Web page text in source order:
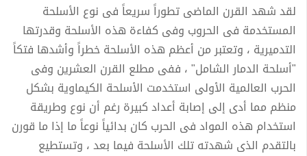
لقد شهد القرن الماضى تطوراً سريعاً فى نوع الأسلحة
المستخدمة فى الحروب وفى كفاءة هذه الأسلحة وقدرتها
التدميرية ، وتعتبر من أعظم هذه الأسلحة خطراً وأشدها فتكاً
"أسلحة الدمار الشامل" ، ففى مطلع القرن العشرين وفى
الحرب العالمية الأولى استخدمت الأسلحة الكيماوية بشكل
منظم مما أدى إلى إصابة أعداد كبيرة رغم أن نوع وطريقة
استخدام هذه المواد فى الحرب كان بدائياً نوعاً ما إذا ما قورن
بالتقدم الذى شهدته تلك الأسلحة فيما بعد ، وتستطيع